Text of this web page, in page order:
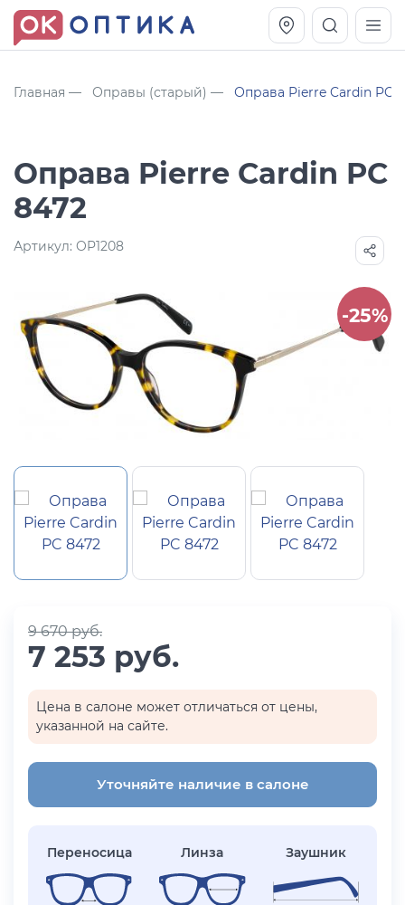
Главная Оправы (старый) Оправа Pierre Cardin PC
Оправа Pierre Cardin PC
8472
Артикул: OP1208
-25%
9 670 руб.
7 253 руб.
Цена в салоне может отличаться от цены,
указанной на сайте.
Уточняйте наличие в салоне
Переносица Линза Заушник
Vogue OVO5230S
11 991
Оправа Vogue OVO 4025
8 270руб.